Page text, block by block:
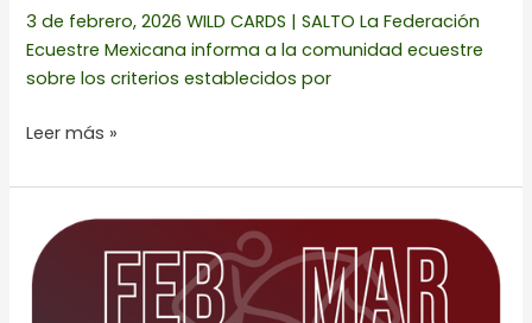
3 de febrero, 2026 WILD CARDS | SALTO La Federación
Ecuestre Mexicana informa a la comunidad ecuestre
sobre los criterios establecidos por
Leer más »
2a
FECHA